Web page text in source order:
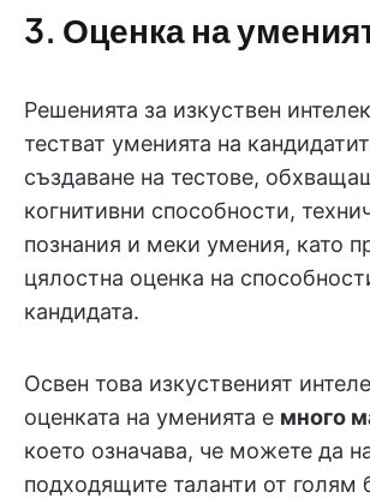
3. Оценка на
Решенията за изкуствен
тестват уменията на
създаване на тестове,
когнитивни способности,
познания и меки умения, като
цялостна оценка на
кандидата.
Освен това изкуственият
оценката на уменията е много
което означава, че можете да
подходящите таланти от голям